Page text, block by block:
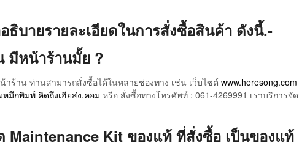
ธิบายรายละเอียดในการสั่งซื้อสินค้า ดังนี้.-
มีหน้าร้านมั้ย ?
ร้าน ท่านสามารถสั่งซื้อได้ในหลายช่องทาง เช่น เว็บไซต์ www.heresong.com
หมึกพิมพ์ คิดถึงเฮียส่ง.คอม หรือ สั่งซื้อทางโทรศัพท์ : 061-4269991 เราบริการ
Maintenance Kit ของแท้ ที่สั่งซื้อ เป็นของแ